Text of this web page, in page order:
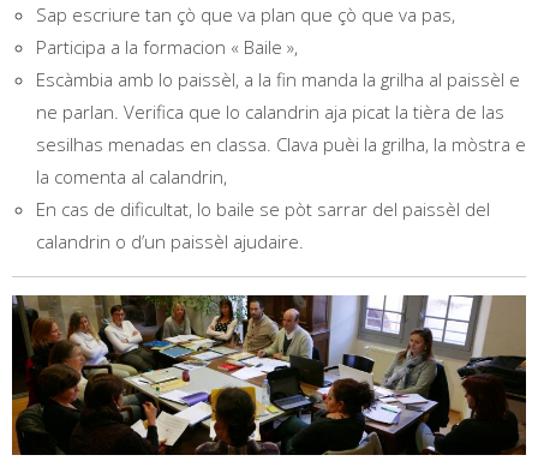
Sap escriure tan çò que va plan que çò que va pas,
Participa a la formacion « Baile »,
Escàmbia amb lo paissèl, a la fin manda la grilha al paissèl e
ne parlan. Verifica que lo calandrin aja picat la tièra de las
sesilhas menadas en classa. Clava puèi la grilha, la mòstra e
la comenta al calandrin,
En cas de dificultat, lo baile se pòt sarrar del paissèl del
calandrin o d’un paissèl ajudaire.